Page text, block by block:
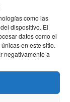
como las
dispositivo. El
datos como el
en este sitio.
negativamente a
junio de 2026